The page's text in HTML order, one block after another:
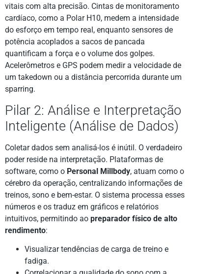
vitais com alta precisão. Cintas de monitoramento
cardíaco, como a Polar H10, medem a intensidade
do esforço em tempo real, enquanto sensores de
potência acoplados a sacos de pancada
quantificam a força e o volume dos golpes.
Acelerômetros e GPS podem medir a velocidade de
um takedown ou a distância percorrida durante um
sparring.
Pilar 2: Análise e Interpretação
Inteligente (Análise de Dados)
Coletar dados sem analisá-los é inútil. O verdadeiro
poder reside na interpretação. Plataformas de
software, como o Personal Millbody, atuam como o
cérebro da operação, centralizando informações de
treinos, sono e bem-estar. O sistema processa esses
números e os traduz em gráficos e relatórios
intuitivos, permitindo ao preparador físico de alto
rendimento:
Visualizar tendências de carga de treino e
fadiga.